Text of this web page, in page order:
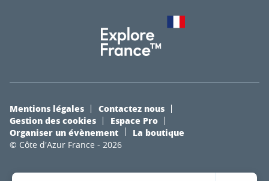
© Côte d'Azur France - 2026
Mentions légales
Contactez nous
Gestion des cookies
Espace Pro
Organiser un évènement
La boutique